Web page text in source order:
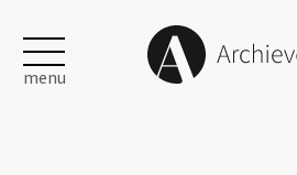
menu